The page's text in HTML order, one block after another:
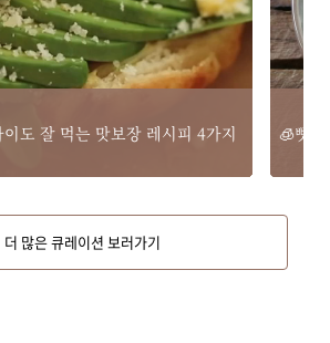
도 잘 먹는 맛보장 레시피 4가지 🧊뼛
더 많은 큐레이션 보러가기